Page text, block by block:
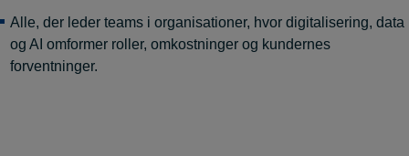
Alle, der leder teams i organisationer, hvor digitalisering, data
og AI omformer roller, omkostninger og kundernes
forventninger.